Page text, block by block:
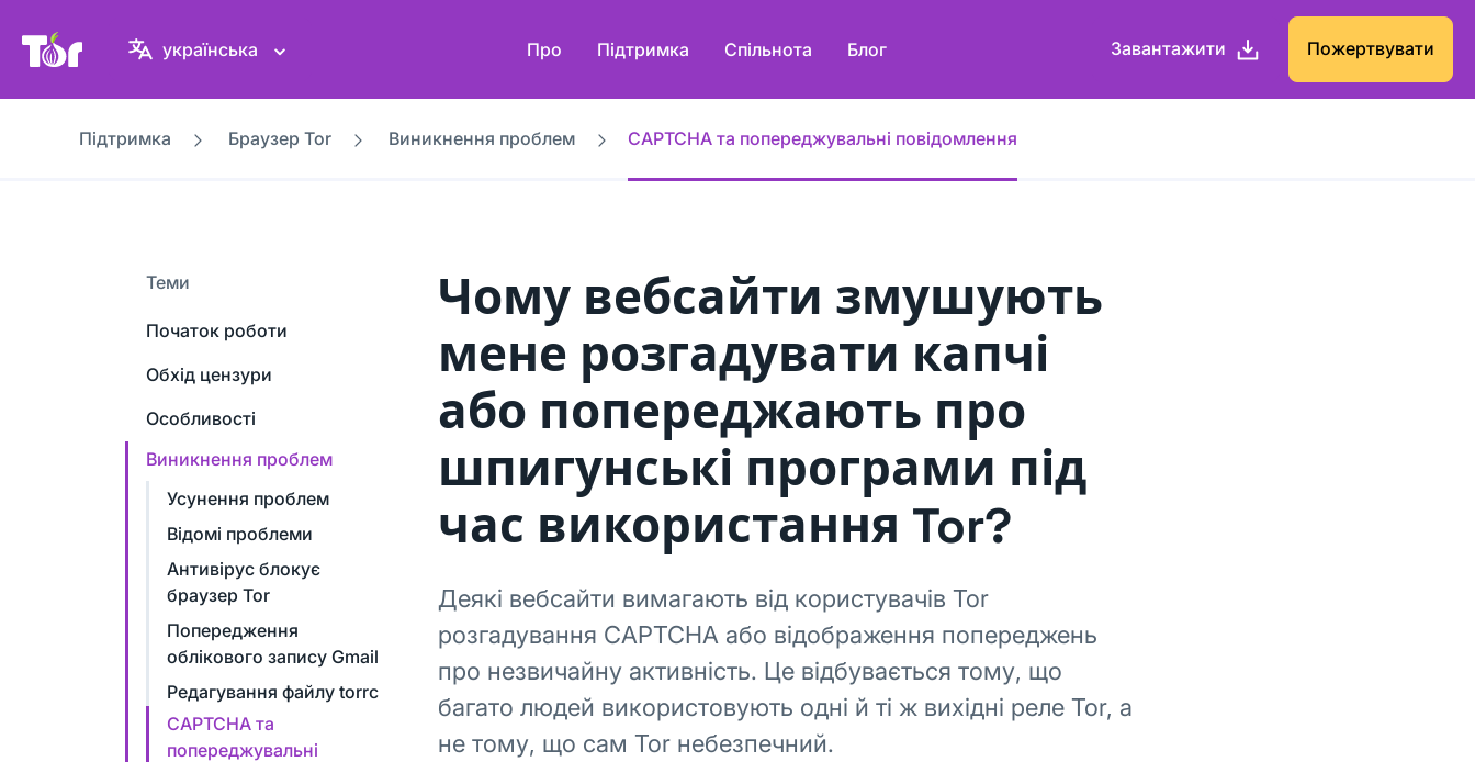
Вебсайт проєкту Tor
українська Про Підтримка Спільнота Блог Завантажити Пожертвувати
Підтримка Браузер Tor Виникнення проблем CAPTCHA та попереджувальні повідомлення
Теми
Початок роботи
Обхід цензури
Особливості
Виникнення проблем
Усунення проблем
Відомі проблеми
Антивірус блокує
браузер Tor
Попередження
облікового запису Gmail
Редагування файлу torrc
CAPTCHA та
попереджувальні
Чому вебсайти змушують
мене розгадувати капчі
або попереджають про
шпигунські програми під
час використання Tor?
Деякі вебсайти вимагають від користувачів Tor
розгадування CAPTCHA або відображення попереджень
про незвичайну активність. Це відбувається тому, що
багато людей використовують одні й ті ж вихідні реле Tor, а
не тому, що сам Tor небезпечний.